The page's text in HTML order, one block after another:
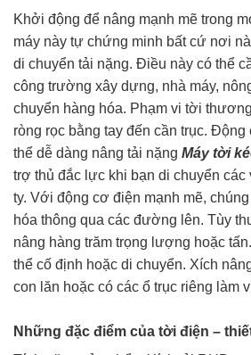
Khởi động để nâng mạnh mẽ trong
máy này tự chứng minh bất cứ nơi
di chuyển tải nặng. Điều này có thể
công trường xây dựng, nhà máy,
chuyển hàng hóa. Phạm vi tời
ròng rọc bằng tay đến cần trục.
thể dễ dàng nâng tải nặng Máy tời
trợ thủ đắc lực khi bạn di chuyển các
ty. Với động cơ điện mạnh mẽ,
hóa thông qua các đường lên. Tùy
nâng hàng trăm trọng lượng hoặc
thể cố định hoặc di chuyển. Xích
con lăn hoặc có các ổ trục riêng làm
Những đặc điểm của tời điện –